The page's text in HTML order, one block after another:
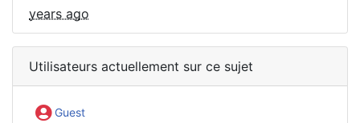
years ago
Utilisateurs actuellement sur ce sujet
Guest